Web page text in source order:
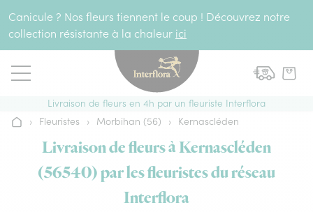
Canicule ? Nos fleurs tiennent le coup ! Découvrez notre
collection résistante à la chaleur ici
Livraison de fleurs en 4h par un fleuriste Interflora
Accueil
› Fleuristes › Morbihan (56) › Kernascléden
Livraison de fleurs à Kernascléden
(56540) par les fleuristes du réseau
Interflora